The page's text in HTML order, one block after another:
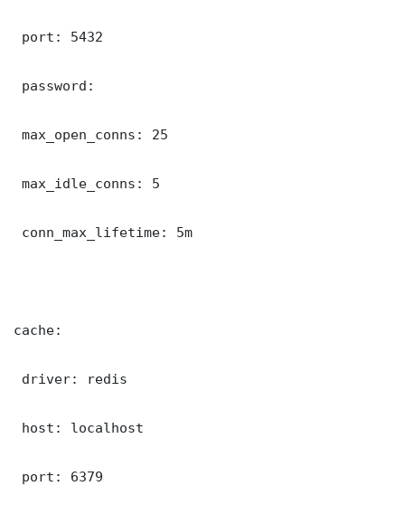
port: 5432
password:
max_open_conns: 25
max_idle_conns: 5
conn_max_lifetime: 5m
cache:
driver: redis
host: localhost
port: 6379